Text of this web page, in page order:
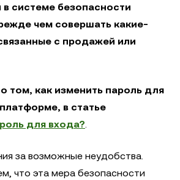
системе безопасности
чем совершать какие-
с продажей или
том, как изменить пароль для
в статье
для входа?.
за возможные неудобства.
что эта мера безопасности